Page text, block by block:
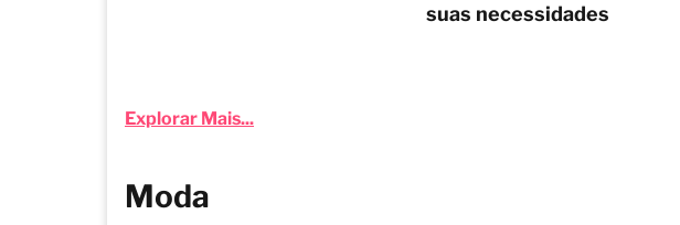
suas necessidades
Explorar Mais...
Moda